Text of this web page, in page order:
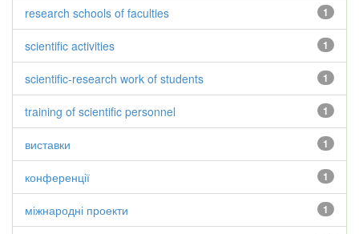
1
research schools of faculties
1
scientific activities
1
scientific-research work of students
1
training of scientific personnel
1
виставки
1
конференції
1
міжнародні проекти